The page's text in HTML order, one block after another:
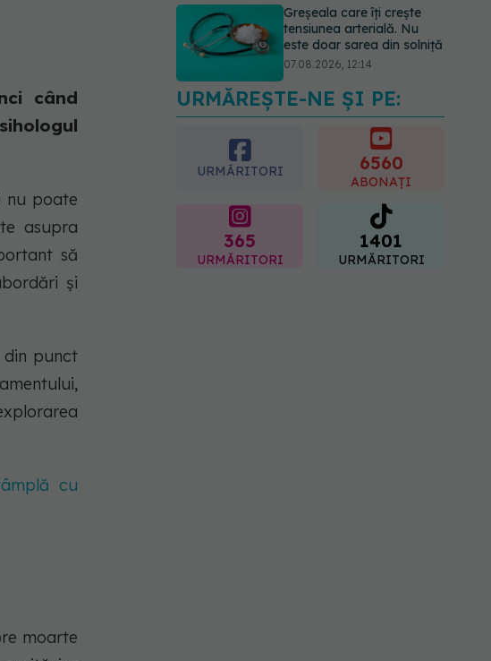
când
nu poate
asupra
să
și
din punct
cu
moarte
Greșeala care îți crește
tensiunea arterială. Nu
este doar sarea din solniță
07.08.2026, 12:14
PNRR: 174 de milioane de
lei pentru sănătate într-o
singură săptămână. Ce
spitale primesc bani
07.08.2026, 16:41
URMĂREȘTE-NE ȘI PE:
URMĂRITORI 6560
ABONAȚI
365
URMĂRITORI
1401
URMĂRITORI